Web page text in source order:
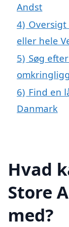
Andst
4) Oversigt
eller hele
5) Søg
6) Find en
Danmark
Hvad
Store
med?